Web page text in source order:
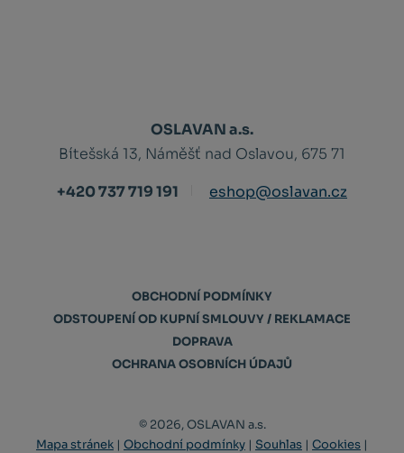
OSLAVAN a.s.
Bítešská 13, Náměšť nad Oslavou, 675 71
+420 737 719 191
eshop@oslavan.cz
OBCHODNÍ PODMÍNKY
ODSTOUPENÍ OD KUPNÍ SMLOUVY / REKLAMACE
DOPRAVA
OCHRANA OSOBNÍCH ÚDAJŮ
© 2026, OSLAVAN a.s.
Mapa stránek | Obchodní podmínky | Souhlas | Cookies |